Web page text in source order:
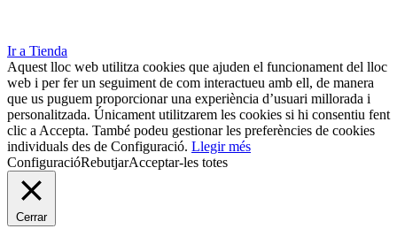
Ir a Tienda
Aquest lloc web utilitza cookies que ajuden el funcionament del lloc
web i per fer un seguiment de com interactueu amb ell, de manera
que us puguem proporcionar una experiència d’usuari millorada i
personalitzada. Únicament utilitzarem les cookies si hi consentiu fent
clic a Accepta. També podeu gestionar les preferències de cookies
individuals des de Configuració. Llegir més
ConfiguracióRebutjarAcceptar-les totes
Cerrar